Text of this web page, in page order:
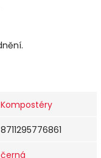
Kompostéry
8711295776861
černá